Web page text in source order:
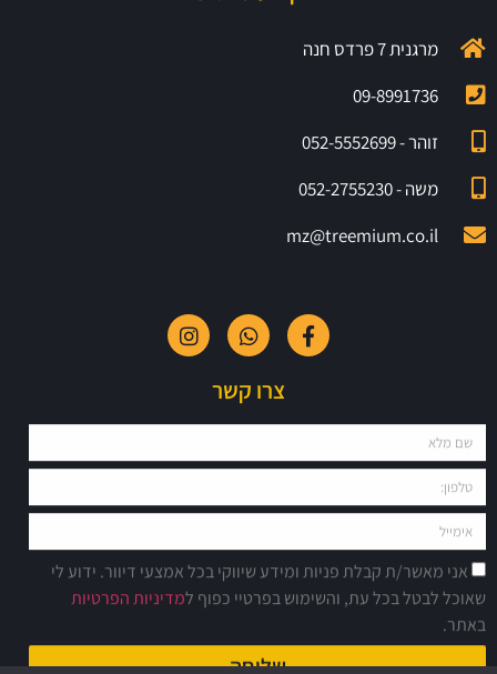
מרגנית 7 פרדס חנה
09-8991736
זוהר - 052-5552699
משה - 052-2755230
mz@treemium.co.il
צרו קשר
אני מאשר/ת קבלת פניות ומידע שיווקי בכל אמצעי דיוור. ידוע לי
שאוכל לבטל בכל עת, והשימוש בפרטיי כפוף למדיניות הפרטיות
באתר.
שליחה